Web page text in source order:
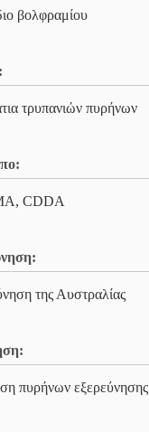
βολφραμίου
τρυπανιών πυρήνων
CDDA
της Αυστραλίας
πυρήνων εξερεύνησης